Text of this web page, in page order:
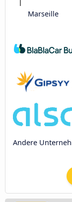
Marseille
Andere